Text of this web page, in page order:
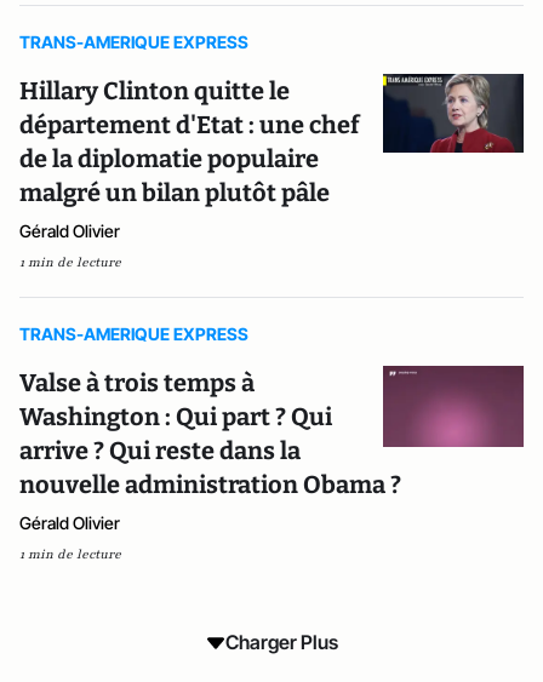
TRANS-AMERIQUE EXPRESS
Hillary Clinton quitte le
département d'Etat : une chef
de la diplomatie populaire
malgré un bilan plutôt pâle
Gérald Olivier
1 min de lecture
TRANS-AMERIQUE EXPRESS
Valse à trois temps à
Washington : Qui part ? Qui
arrive ? Qui reste dans la
nouvelle administration Obama ?
Gérald Olivier
1 min de lecture
Charger Plus